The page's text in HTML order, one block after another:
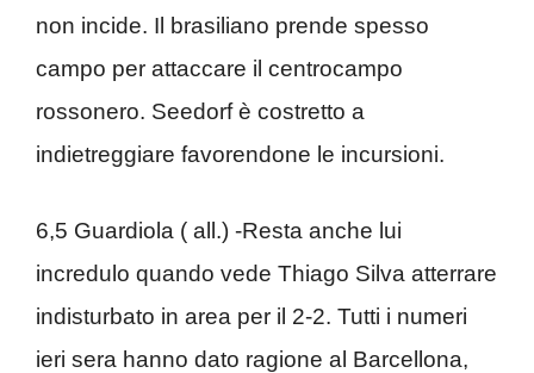
non incide. Il brasiliano prende spesso
campo per attaccare il centrocampo
rossonero. Seedorf è costretto a
indietreggiare favorendone le incursioni.
6,5 Guardiola ( all.) -Resta anche lui
incredulo quando vede Thiago Silva atterrare
indisturbato in area per il 2-2. Tutti i numeri
ieri sera hanno dato ragione al Barcellona,